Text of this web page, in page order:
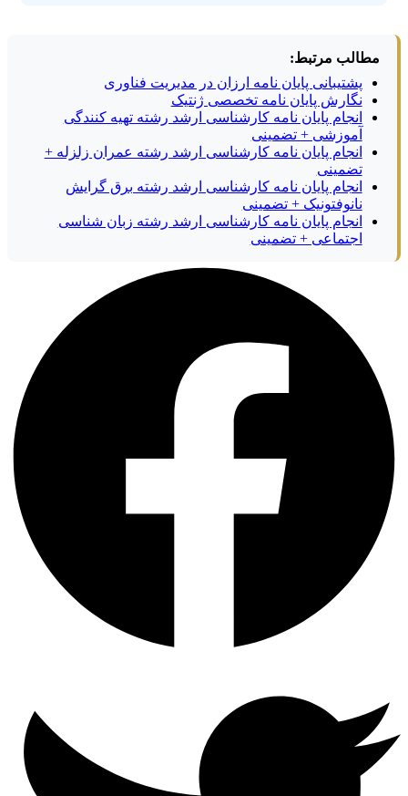
مطالب مرتبط:
پشتیبانی پایان نامه ارزان در مدیریت فناوری
نگارش پایان نامه تخصصی ژنتیک
انجام پایان نامه کارشناسی ارشد رشته تهیه کنندگی
آموزشی + تضمینی
انجام پایان نامه کارشناسی ارشد رشته عمران زلزله +
تضمینی
انجام پایان نامه کارشناسی ارشد رشته برق گرایش
نانوفتونیک + تضمینی
انجام پایان نامه کارشناسی ارشد رشته زبان شناسی
اجتماعی + تضمینی